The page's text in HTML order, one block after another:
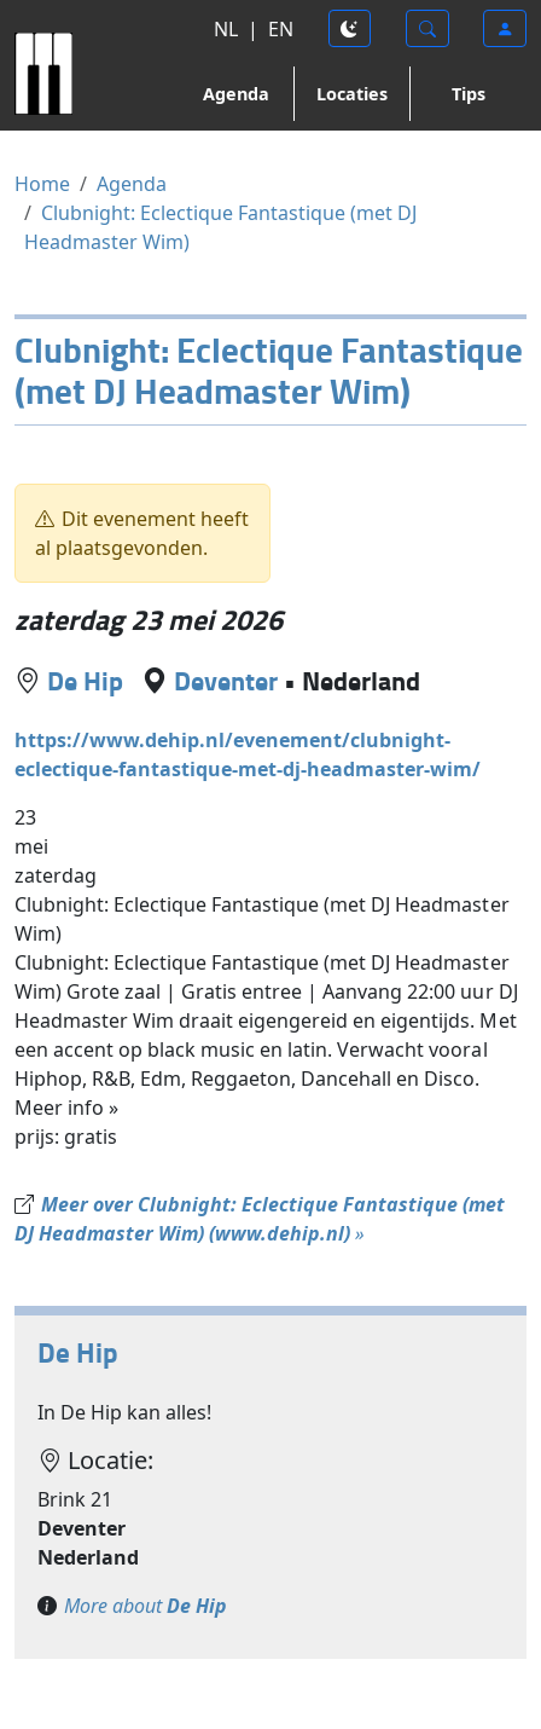
NL | EN
Agenda Locaties Tips
Home
Agenda
Clubnight: Eclectique Fantastique (met DJ
Headmaster Wim)
Clubnight: Eclectique Fantastique
(met DJ Headmaster Wim)
Dit evenement heeft
al plaatsgevonden.
zaterdag 23 mei 2026
De Hip Deventer • Nederland
https://www.dehip.nl/evenement/clubnight-
eclectique-fantastique-met-dj-headmaster-wim/
23
mei
zaterdag
Clubnight: Eclectique Fantastique (met DJ Headmaster
Wim)
Clubnight: Eclectique Fantastique (met DJ Headmaster
Wim) Grote zaal | Gratis entree | Aanvang 22:00 uur DJ
Headmaster Wim draait eigengereid en eigentijds. Met
een accent op black music en latin. Verwacht vooral
Hiphop, R&B, Edm, Reggaeton, Dancehall en Disco.
Meer info »
prijs: gratis
Meer over Clubnight: Eclectique Fantastique (met
DJ Headmaster Wim) (www.dehip.nl)»
De Hip
In De Hip kan alles!
Locatie:
Brink 21
Deventer
Nederland
More aboutDe Hip